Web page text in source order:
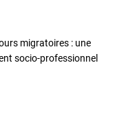
migratoires : une
socio-professionnel